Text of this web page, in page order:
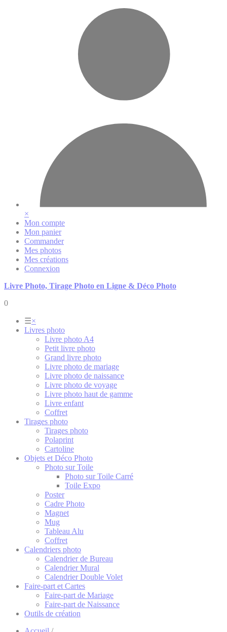
×
Mon compte
Mon panier
Commander
Mes photos
Mes créations
Connexion
Livre Photo, Tirage Photo en Ligne & Déco Photo
0
☰×
Livres photo
Livre photo A4
Petit livre photo
Grand livre photo
Livre photo de mariage
Livre photo de naissance
Livre photo de voyage
Livre photo haut de gamme
Livre enfant
Coffret
Tirages photo
Tirages photo
Polaprint
Cartoline
Objets et Déco Photo
Photo sur Toile
Photo sur Toile Carré
Toile Expo
Poster
Cadre Photo
Magnet
Mug
Tableau Alu
Coffret
Calendriers photo
Calendrier de Bureau
Calendrier Mural
Calendrier Double Volet
Faire-part et Cartes
Faire-part de Mariage
Faire-part de Naissance
Outils de création